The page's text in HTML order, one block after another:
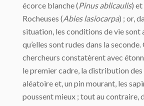
écorce blanche (Pinus ablicaulis) et
Rocheuses (Abies lasiocarpa) ; or,
situation, les conditions de vie sont
qu’elles sont rudes dans la seconde.
chercheurs constatèrent avec
le premier cadre, la distribution
aléatoire et, un pin mourant, les
poussent mieux ; tout au contraire,